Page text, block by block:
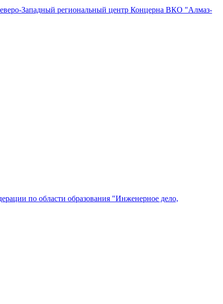
Западный региональный центр Концерна ВКО "Алмаз-
по области образования "Инженерное дело,